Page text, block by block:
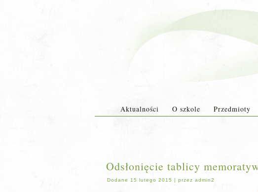
Aktualności O szkole Przedmioty
Odsłonięcie tablicy
Dodane 15 lutego 2015 | przez admin2